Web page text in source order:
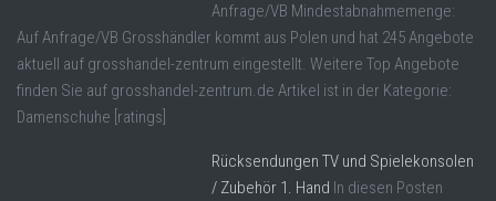
Anfrage/VB Mindestabnahmemenge:
Auf Anfrage/VB Grosshändler kommt aus Polen und hat 245 Angebote
aktuell auf grosshandel-zentrum eingestellt. Weitere Top Angebote
finden Sie auf grosshandel-zentrum.de Artikel ist in der Kategorie:
Damenschuhe [ratings]
Rücksendungen TV und Spielekonsolen
/ Zubehör 1. Hand In diesen Posten